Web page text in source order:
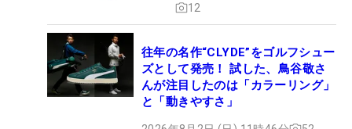
12
往年の名作“CLYDE”をゴルフシュー
ズとして発売！ 試した、鳥谷敬さ
んが注目したのは「カラーリング」
と「動きやすさ」